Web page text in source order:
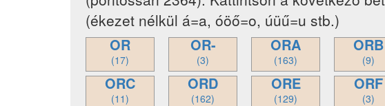
(ékezet nélkül á=a, óöő=o, úüű=u stb.)
OR
(17)
OR-
(3)
ORA
(163)
ORB
(9)
ORC
(11)
ORD
(162)
ORE
(129)
ORF
(3)